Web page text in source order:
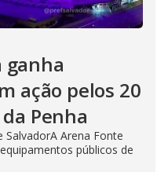
ganha
ação pelos 20
Penha
Arena Fonte
públicos de